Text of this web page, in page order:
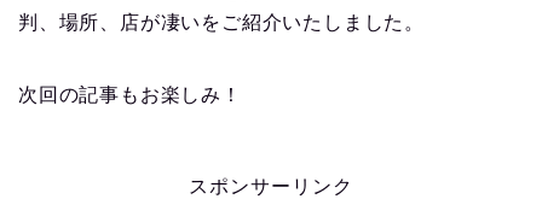
判、場所、店が凄いをご紹介いたしました。
次回の記事もお楽しみ！
スポンサーリンク